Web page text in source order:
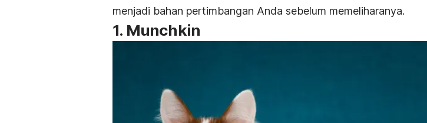
menjadi bahan pertimbangan Anda sebelum memeliharanya.
1. Munchkin